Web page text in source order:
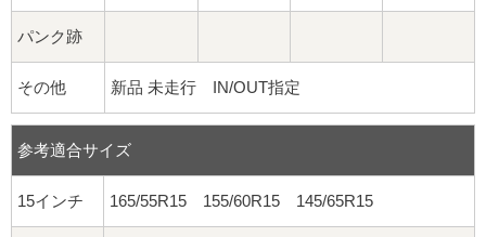
パンク跡
その他 新品 未走行 IN/OUT指定
参考適合サイズ
15インチ 165/55R15 155/60R15 145/65R15